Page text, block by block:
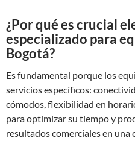
¿Por qué es crucial
especializado para
Bogotá?
Es fundamental porque los
servicios específicos:
cómodos, flexibilidad en
para optimizar su tiempo y
resultados comerciales en una